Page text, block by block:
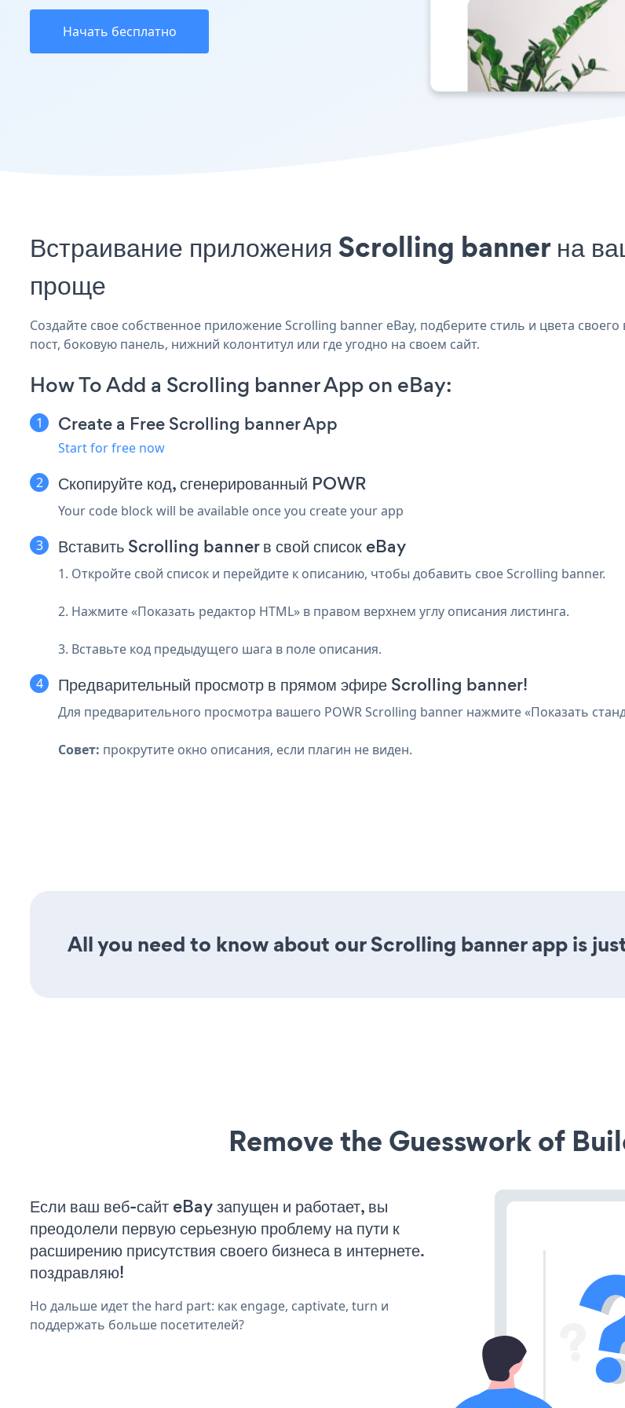
Начать бесплатно
Встраивание приложения Scrolling banner на
проще
Создайте свое собственное приложение Scrolling banner eBay, подберите стиль и цвета
пост, боковую панель, нижний колонтитул или где угодно на своем сайт.
How To Add a Scrolling banner App on eBay:
Create a Free Scrolling banner App
Start for free now
Скопируйте код, сгенерированный POWR
Your code block will be available once you create your app
Вставить Scrolling banner в свой список eBay
1. Откройте свой список и перейдите к описанию, чтобы добавить свое Scrolling banner.
2. Нажмите «Показать редактор HTML» в правом верхнем углу описания листинга.
3. Вставьте код предыдущего шага в поле описания.
Предварительный просмотр в прямом эфире Scrolling banner!
Для предварительного просмотра вашего POWR Scrolling banner нажмите «Показать
Совет: прокрутите окно описания, если плагин не виден.
All you need to know about our Scrolling banner app is
Remove the Guesswork of
Если ваш веб-сайт eBay запущен и работает, вы
преодолели первую серьезную проблему на пути к
расширению присутствия своего бизнеса в интернете.
поздравляю!
Но дальше идет the hard part: как engage, captivate, turn и
поддержать больше посетителей?